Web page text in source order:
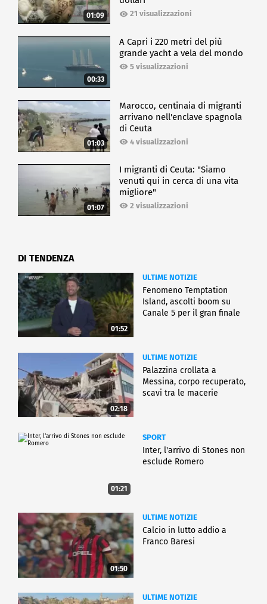
01:09 21 visualizzazioni
00:33
A Capri i 220 metri del più
grande yacht a vela del mondo
5 visualizzazioni
01:03
Marocco, centinaia di migranti
arrivano nell'enclave spagnola
di Ceuta
4 visualizzazioni
01:07
I migranti di Ceuta: "Siamo
venuti qui in cerca di una vita
migliore"
2 visualizzazioni
DI TENDENZA
01:52
ULTIME NOTIZIE
Fenomeno Temptation
Island, ascolti boom su
Canale 5 per il gran finale
02:18
ULTIME NOTIZIE
Palazzina crollata a
Messina, corpo recuperato,
scavi tra le macerie
01:21
SPORT
Inter, l'arrivo di Stones non
esclude Romero
01:50
ULTIME NOTIZIE
Calcio in lutto addio a
Franco Baresi
ULTIME NOTIZIE